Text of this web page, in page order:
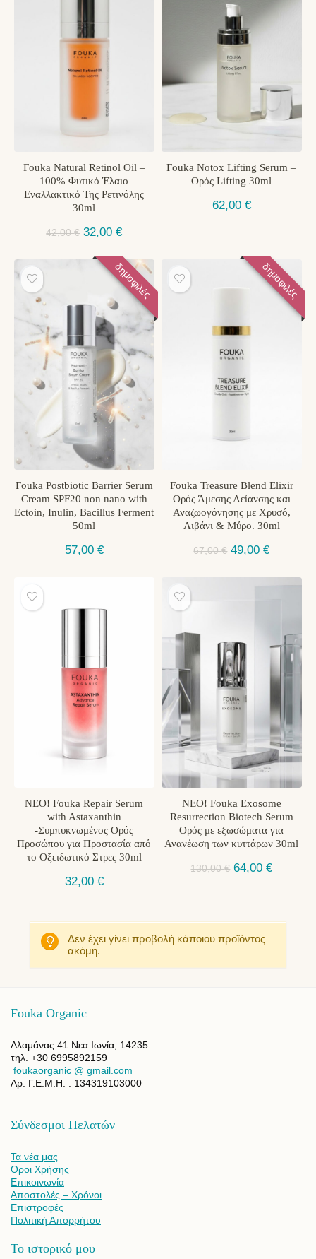
Fouka Natural Retinol Oil –
100% Φυτικό Έλαιο
Εναλλακτικό Της Ρετινόλης
30ml
42,00€ Original
was:
42,00 €.
32,00€Η
τιμή
είναι:
32,00 €.
Fouka Notox Lifting Serum –
Ορός Lifting 30ml
62,00 €
δημοφιλές
Fouka Postbiotic Barrier Serum
Cream SPF20 non nano with
Ectoin, Inulin, Bacillus Ferment
50ml
57,00 €
δημοφιλές
Fouka Treasure Blend Elixir
Ορός Άμεσης Λείανσης και
Αναζωογόνησης με Χρυσό,
Λιβάνι & Μύρο. 30ml
67,00€ Original
was:
49,00€Η
τιμή
ΝΕO! Fouka Repair Serum
with Astaxanthin
-Συμπυκνωμένος Ορός
Προσώπου για Προστασία από
το Οξειδωτικό Στρες 30ml
32,00 €
ΝΕΟ! Fouka Exosome
Resurrection Biotech Serum
Ορός με εξωσώματα για
Ανανέωση των κυττάρων 30ml
130,00€ Original
64,00€Η
64,00 €.
Δεν έχει γίνει προβολή κάποιου προϊόντος
ακόμη.
Fouka Organic
Αλαμάνας 41 Νεα Ιωνία, 14235
τηλ. +30 6995892159
foukaorganic @ gmail.com
Αρ. Γ.Ε.Μ.Η. : 134319103000
Σύνδεσμοι Πελατών
Τα νέα μας
Όροι Χρήσης
Επικοινωνία
Αποστολές – Χρόνοι
Επιστροφές
Πολιτική Απορρήτου
Το ιστορικό μου